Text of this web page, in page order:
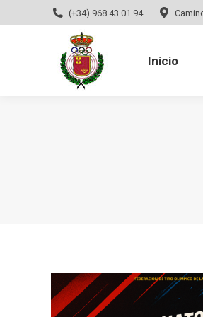
(+34) 968 43 01 94
Inicio
Inicio